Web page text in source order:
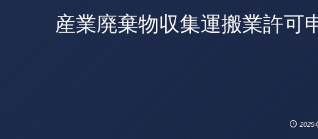
産業廃棄物収集運搬業許可
2025